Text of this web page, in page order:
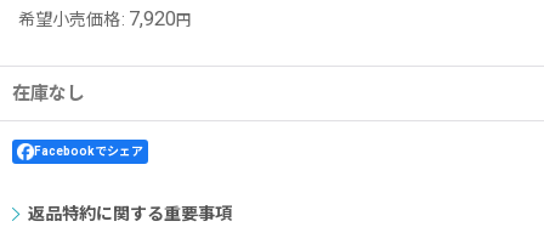
希望小売価格: 7,920 円
在庫なし
Facebookでシェア
返品特約に関する重要事項